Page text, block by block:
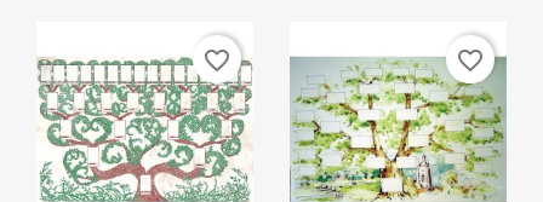
favorite_border favorite_border